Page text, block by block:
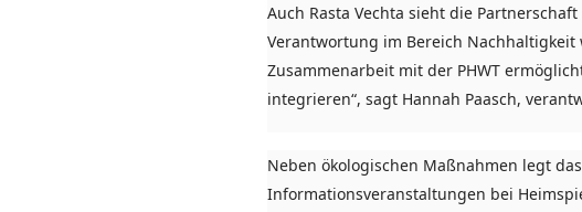
Auch Rasta Vechta sieht die
Verantwortung im Bereich
Zusammenarbeit mit der PHWT
integrieren“, sagt Hannah Paasch,
Neben ökologischen Maßnahmen legt
Informationsveranstaltungen bei